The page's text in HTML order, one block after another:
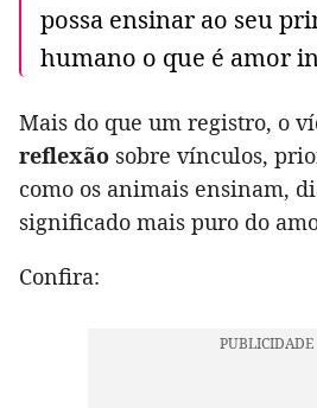
possa ensinar ao seu
humano o que é amor
Mais do que um registro, o
reflexão sobre vínculos,
como os animais ensinam,
significado mais puro do
Confira: